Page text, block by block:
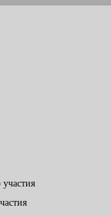
участия